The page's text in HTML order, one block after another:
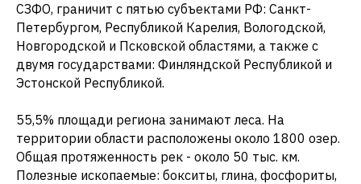
СЗФО, граничит с пятью субъектами РФ: Санкт-
Петербургом, Республикой Карелия, Вологодской,
Новгородской и Псковской областями, а также с
двумя государствами: Финляндской Республикой и
Эстонской Республикой.
55,5% площади региона занимают леса. На
территории области расположены около 1800 озер.
Общая протяженность рек - около 50 тыс. км.
Полезные ископаемые: бокситы, глина, фосфориты,